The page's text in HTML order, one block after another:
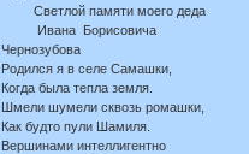
Светлой памяти моего деда
Ивана Борисовича
Чернозубова
Родился я в селе Самашки,
Когда была тепла земля.
Шмели шумели сквозь ромашки,
Как будто пули Шамиля.
Вершинами интеллигентно